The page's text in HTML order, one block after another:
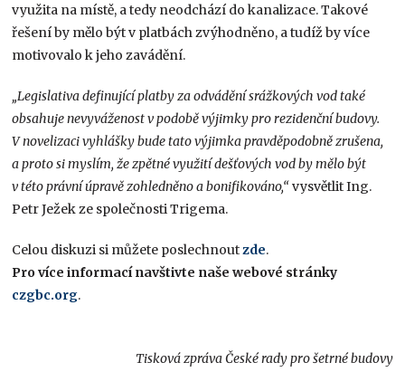
využita na místě, a tedy neodchází do kanalizace. Takové
řešení by mělo být v platbách zvýhodněno, a tudíž by více
motivovalo k jeho zavádění.
„Legislativa definující platby za odvádění srážkových vod také
obsahuje nevyváženost v podobě výjimky pro rezidenční budovy.
V novelizaci vyhlášky bude tato výjimka pravděpodobně zrušena,
a proto si myslím, že zpětné využití dešťových vod by mělo být
v této právní úpravě zohledněno a bonifikováno,“vysvětlit Ing.
Petr Ježek ze společnosti Trigema.
Celou diskuzi si můžete poslechnout zde.
Pro více informací navštivte naše webové stránky
czgbc.org.
Tisková zpráva České rady pro šetrné budovy